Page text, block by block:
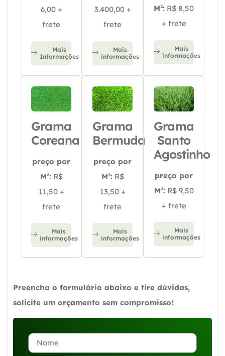
6,00 +
frete
Mais
Informações
3.400,00 +
frete
Mais
informações
M²: R$ 8,50
+ frete
Mais
informações
Grama
Coreana
preço por
M²: R$
11,50 +
frete
Mais
informações
Grama
Bermuda
preço por
M²: R$
13,50 +
frete
Mais
informações
Grama
Santo
Agostinho
preço por
M²: R$ 9,50
+ frete
Mais
informações
Preencha o formulário abaixo e tire dúvidas,
solicite um orçamento sem compromisso!